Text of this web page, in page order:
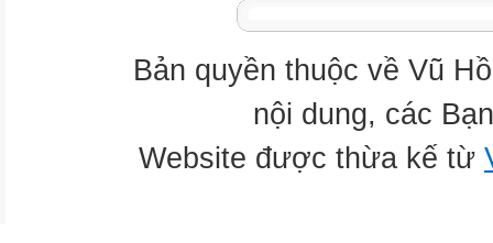
Bản quyền thuộc về Vũ
nội dung, các
Website được thừa kế từ